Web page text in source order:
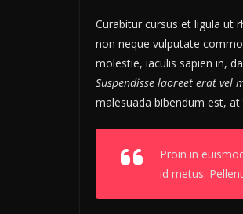
Curabitur cursus et ligula ut
non neque vulputate
molestie, iaculis sapien in,
Suspendisse laoreet erat vel
malesuada bibendum est,
Proin in
id metus.